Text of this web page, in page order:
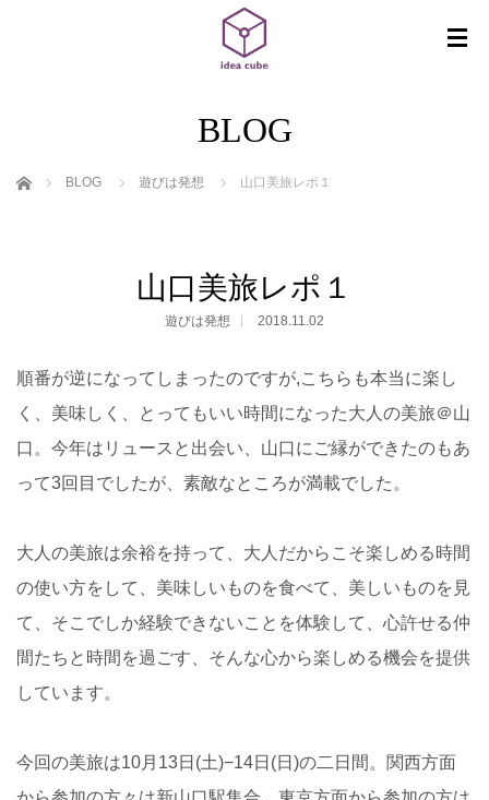
BLOG
ホーム BLOG 遊びは発想 山口美旅レポ１
山口美旅レポ１
遊びは発想 2018.11.02
順番が逆になってしまったのですが,こちらも本当に楽し
く、美味しく、とってもいい時間になった大人の美旅＠山
口。今年はリュースと出会い、山口にご縁ができたのもあ
って3回目でしたが、素敵なところが満載でした。
大人の美旅は余裕を持って、大人だからこそ楽しめる時間
の使い方をして、美味しいものを食べて、美しいものを見
て、そこでしか経験できないことを体験して、心許せる仲
間たちと時間を過ごす、そんな心から楽しめる機会を提供
しています。
今回の美旅は10月13日(土)−14日(日)の二日間。関西方面